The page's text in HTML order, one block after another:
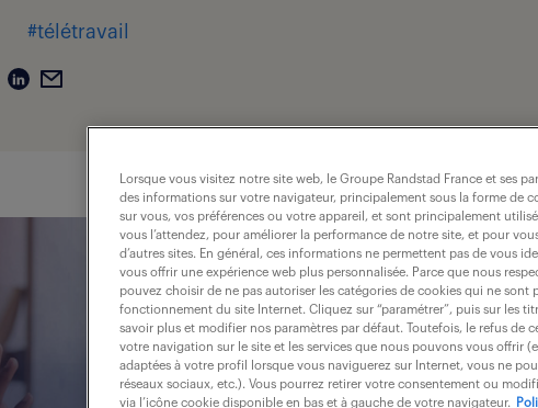
#télétravail
Lorsque vous visitez notre site web, le Groupe Randstad France et ses
des informations sur votre navigateur, principalement sous la forme de
sur vous, vos préférences ou votre appareil, et sont principalement
vous l’attendez, pour améliorer la performance de notre site, et pour
d’autres sites. En général, ces informations ne permettent pas de vous
vous offrir une expérience web plus personnalisée. Parce que nous
pouvez choisir de ne pas autoriser les catégories de cookies qui ne sont
fonctionnement du site Internet. Cliquez sur “paramétrer”, puis sur les
savoir plus et modifier nos paramètres par défaut. Toutefois, le refus de
votre navigation sur le site et les services que nous pouvons vous offrir
adaptées à votre profil lorsque vous naviguerez sur Internet, vous ne
réseaux sociaux, etc.). Vous pourrez retirer votre consentement ou
via l’icône cookie disponible en bas et à gauche de votre navigateur.